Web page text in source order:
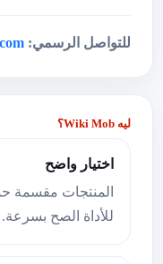
للتواصل الرسمي:
ليه Wiki Mob؟
اختيار واضح
المنتجات مقسمة
للأداة الصح بسرعة.